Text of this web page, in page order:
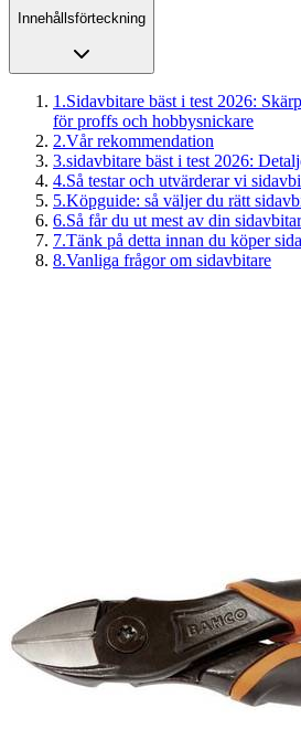
Innehållsförteckning
1 .Sidavbitare bäst i test 2026:
för proffs och hobbysnickare
2.Vår rekommendation
3.sidavbitare bäst i test 2026:
4.Så testar och utvärderar vi
5.Köpguide: så väljer du rätt
6.Så får du ut mest av din
7.Tänk på detta innan du köper
8.Vanliga frågor om sidavbitare